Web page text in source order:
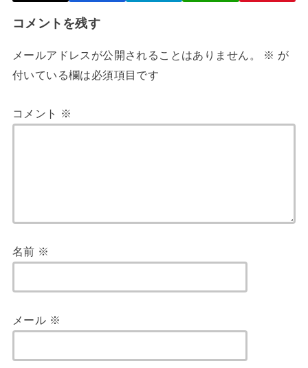
コメントを残す
メールアドレスが公開されることはありません。 ※ が
付いている欄は必須項目です
コメント ※
名前 ※
メール ※